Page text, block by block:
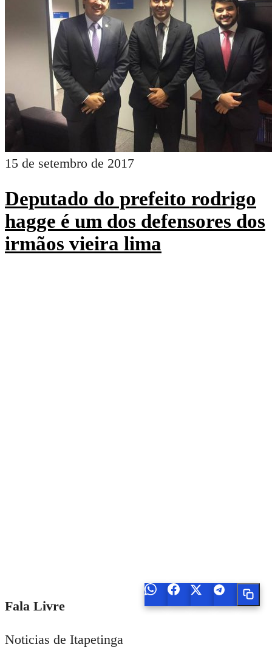
15 de setembro de 2017
Deputado do prefeito rodrigo
hagge é um dos defensores dos
irmãos vieira lima
Fala Livre
Noticias de Itapetinga